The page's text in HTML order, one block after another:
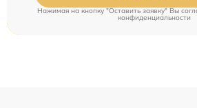
Нажимая на кнопку "Оставить заявку" Вы
конфиденциальности